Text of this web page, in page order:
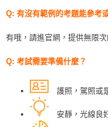
Q: 有沒有範例的考題能參考
有哦，請進官網，提供無限
Q: 考試需要準備什麼？
護照，駕照或
安靜，光線良